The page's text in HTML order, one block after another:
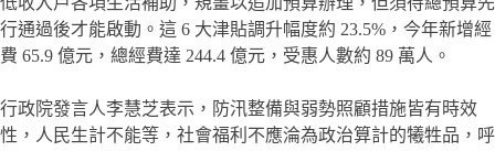
行通過後才能啟動。這 6 大津貼調升幅度約 23.5%，今年新增經
費 65.9 億元，總經費達 244.4 億元，受惠人數約 89 萬人。
行政院發言人李慧芝表示，防汛整備與弱勢照顧措施皆有時效
性，人民生計不能等，社會福利不應淪為政治算計的犧牲品，呼